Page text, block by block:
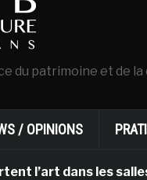
du patrimoine et de la
/ OPINIONS
dans les salles de